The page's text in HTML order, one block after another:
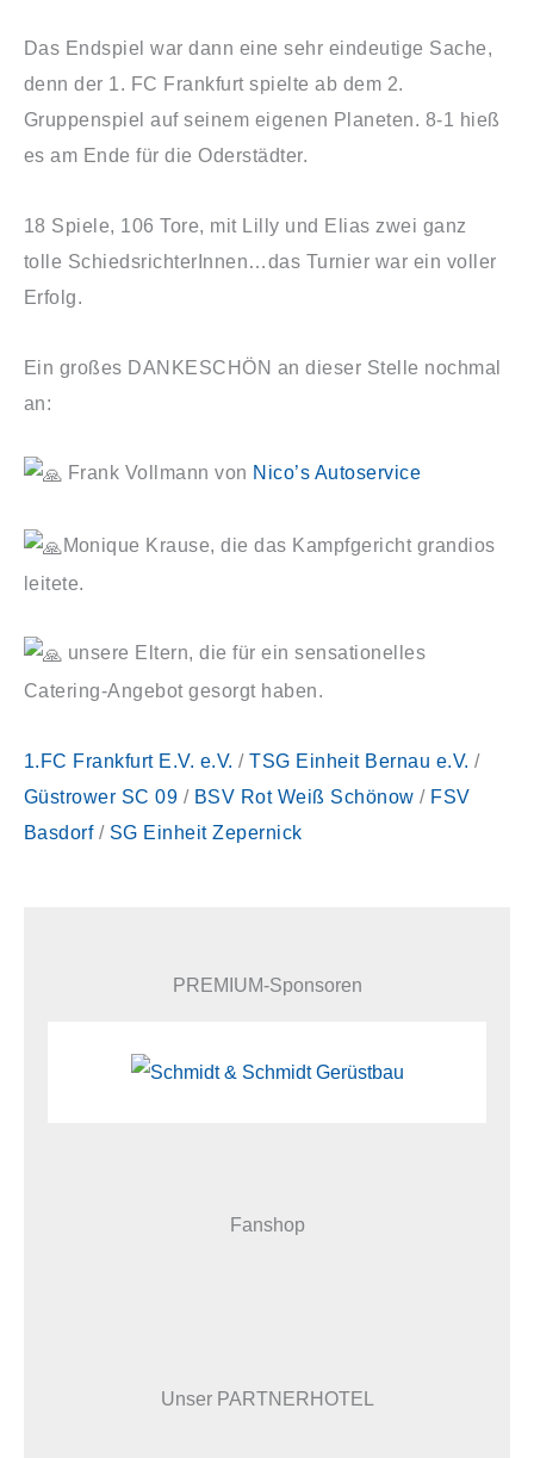
Das Endspiel war dann eine sehr eindeutige Sache,
denn der 1. FC Frankfurt spielte ab dem 2.
Gruppenspiel auf seinem eigenen Planeten. 8-1 hieß
es am Ende für die Oderstädter.
18 Spiele, 106 Tore, mit Lilly und Elias zwei ganz
tolle SchiedsrichterInnen…das Turnier war ein voller
Erfolg.
Ein großes DANKESCHÖN an dieser Stelle nochmal
an:
Frank Vollmann von Nico’s Autoservice
Monique Krause, die das Kampfgericht grandios
leitete.
unsere Eltern, die für ein sensationelles
Catering-Angebot gesorgt haben.
1.FC Frankfurt E.V. e.V. /TSG Einheit Bernau e.V. /
Güstrower SC 09 / BSV Rot Weiß Schönow / FSV
Basdorf/ SG Einheit Zepernick
PREMIUM-Sponsoren
Fanshop
Unser PARTNERHOTEL